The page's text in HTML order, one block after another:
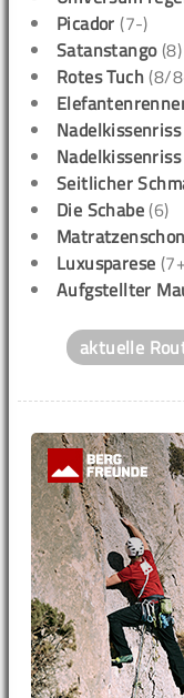
Picador (7-)
Satanstango(8)
Rotes Tuch (8/
Nadelkissenriss
Seitlicher
Die Schabe (6)
Luxusparese
Aufgstellter
aktuelle